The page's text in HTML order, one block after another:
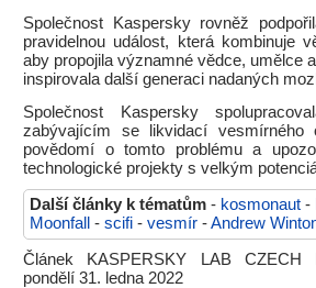
Společnost Kaspersky rovněž
pravidelnou událost, která kombinuje
aby propojila významné vědce, umělce
inspirovala další generaci nadaných
Společnost Kaspersky
zabývajícím se likvidací vesmírného
povědomí o tomto problému a
technologické projekty s velkým
Další články k tématům - kosmonaut -
Moonfall
- scifi - vesmír -Andrew
Článek KASPERSKY LAB CZECH
pondělí 31. ledna 2022